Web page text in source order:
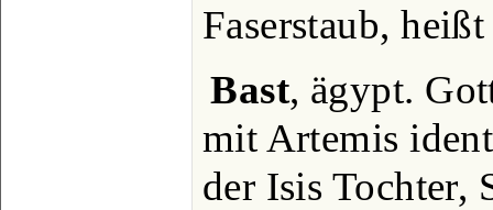
Faserstaub,
Bast, ägypt.
mit Artemis
der Isis Tochter,